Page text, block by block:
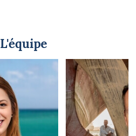
L'équipe